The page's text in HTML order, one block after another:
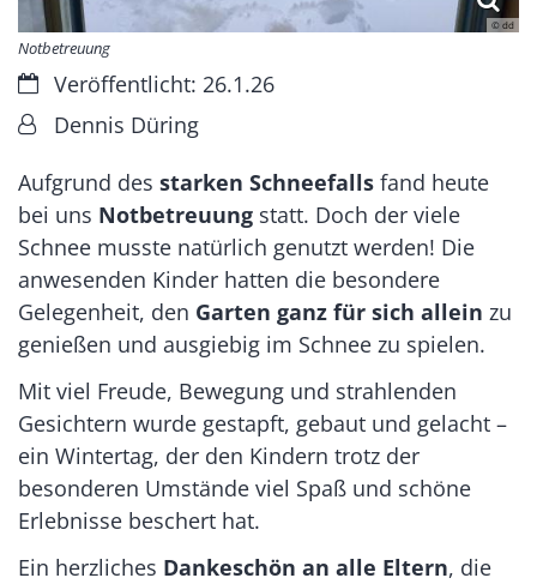
© dd
Notbetreuung
Datum:Veröffentlicht: 26.1.26
Von:Dennis Düring
Aufgrund des starken Schneefalls fand heute
bei uns Notbetreuung statt. Doch der viele
Schnee musste natürlich genutzt werden! Die
anwesenden Kinder hatten die besondere
Gelegenheit, den Garten ganz für sich allein zu
genießen und ausgiebig im Schnee zu spielen.
Mit viel Freude, Bewegung und strahlenden
Gesichtern wurde gestapft, gebaut und gelacht –
ein Wintertag, der den Kindern trotz der
besonderen Umstände viel Spaß und schöne
Erlebnisse beschert hat.
Ein herzliches Dankeschön an alle Eltern, die